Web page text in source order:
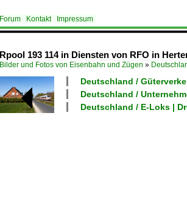
Forum Kontakt Impressum
Rpool 193 114 in Diensten von RFO in
Bilder und Fotos von Eisenbahn und Zügen »
Deutschland /
Deutschland /
Deutschland / E-Loks |